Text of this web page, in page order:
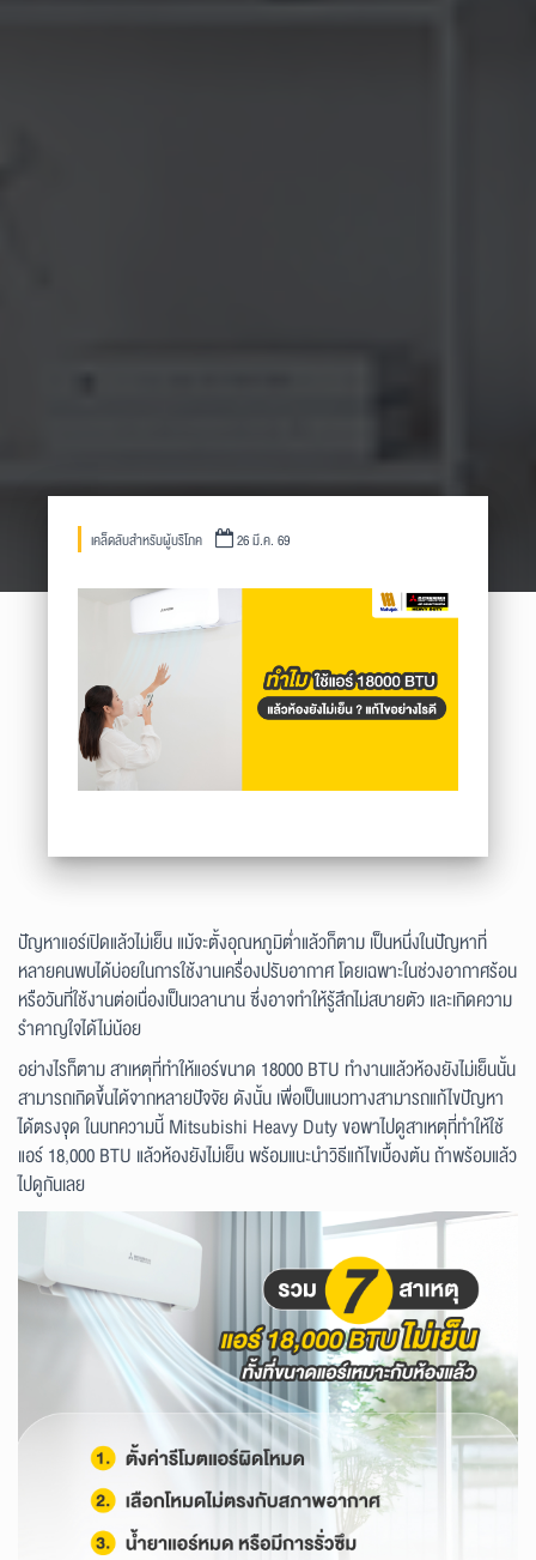
เคล็ดลับสำหรับผู้บริโภค 26 มี.ค. 69
ปัญหาแอร์เปิดแล้วไม่เย็น แม้จะตั้งอุณหภูมิต่ำแล้วก็ตาม เป็นหนึ่งในปัญหาที่
หลายคนพบได้บ่อยในการใช้งานเครื่องปรับอากาศ โดยเฉพาะในช่วงอากาศร้อน
หรือวันที่ใช้งานต่อเนื่องเป็นเวลานาน ซึ่งอาจทำให้รู้สึกไม่สบายตัว และเกิดความ
รำคาญใจได้ไม่น้อย
อย่างไรก็ตาม สาเหตุที่ทำให้แอร์ขนาด 18000 BTU ทำงานแล้วห้องยังไม่เย็นนั้น
สามารถเกิดขึ้นได้จากหลายปัจจัย ดังนั้น เพื่อเป็นแนวทางสามารถแก้ไขปัญหา
ได้ตรงจุด ในบทความนี้ Mitsubishi Heavy Duty ขอพาไปดูสาเหตุที่ทำให้ใช้
แอร์ 18,000 BTU แล้วห้องยังไม่เย็น พร้อมแนะนำวิธีแก้ไขเบื้องต้น ถ้าพร้อมแล้ว
ไปดูกันเลย